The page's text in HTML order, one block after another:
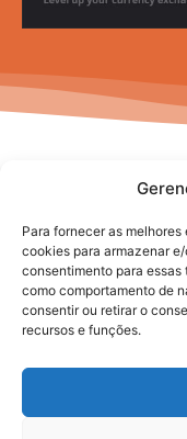
Para fornecer as
cookies para armazenar
consentimento para
como comportamento de
consentir ou retirar o
recursos e funções.
No posts to display